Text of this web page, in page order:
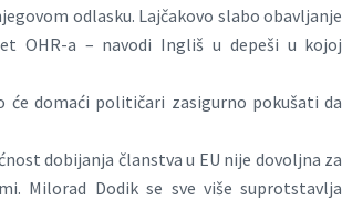
odlasku. Lajčakovo slabo obavljanje
OHR-a – navodi Ingliš u depeši u kojoj
će domaći političari zasigurno pokušati da
dobijanja članstva u EU nije dovoljna za
Milorad Dodik se sve više suprotstavlja